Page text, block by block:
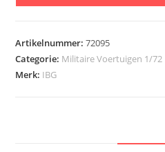
WWII
Autocannonce
3Ro
Artikelnummer:72095
Categorie: Militaire Voertuigen 1/72
Merk: IBG